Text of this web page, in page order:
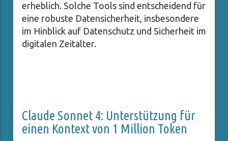
erheblich. Solche Tools sind entscheidend für
eine robuste Datensicherheit, insbesondere
im Hinblick auf Datenschutz und Sicherheit im
digitalen Zeitalter.
Claude Sonnet 4: Unterstützung für
einen Kontext von 1 Million Token